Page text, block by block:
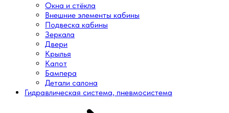
Окна и стёкла
Внешние элементы кабины
Подвеска кабины
Зеркала
Двери
Крылья
Капот
Бампера
Детали салона
Гидравлическая система, пневмосистема